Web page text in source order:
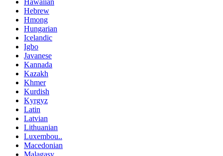
Hawaiian
Hebrew
Hmong
Hungarian
Icelandic
Igbo
Javanese
Kannada
Kazakh
Khmer
Kurdish
Kyrgyz
Latin
Latvian
Lithuanian
Luxembou..
Macedonian
Malagasy